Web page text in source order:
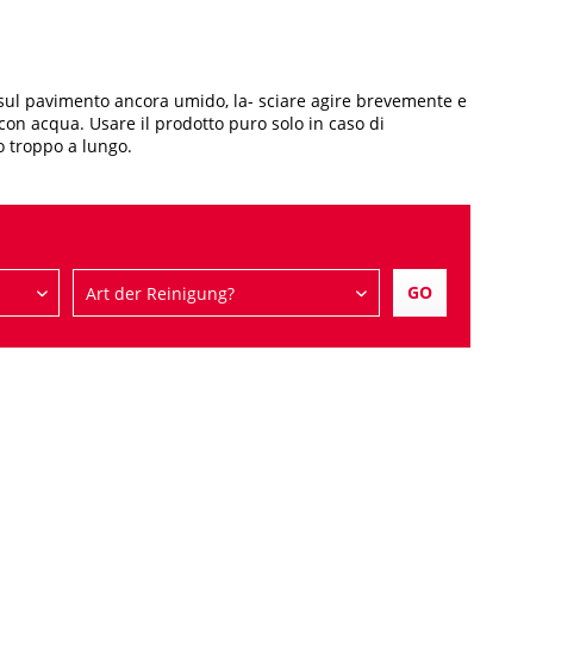
pavimento ancora umido, la- sciare agire brevemente e
acqua. Usare il prodotto puro solo in caso di
troppo a lungo.
GO